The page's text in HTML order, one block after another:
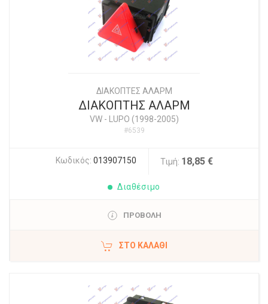
ΔΙΑΚΟΠΤΕΣ ΑΛΑΡΜ
ΔΙΑΚΟΠΤΗΣ ΑΛΑΡΜ
VW- LUPO (1998-2005)
#6539
Κωδικός: 013907150 Τιμή: 18,85 €
Διαθέσιμο
ΠΡΟΒΟΛΗ
ΣΤΟ ΚΑΛΆΘΙ